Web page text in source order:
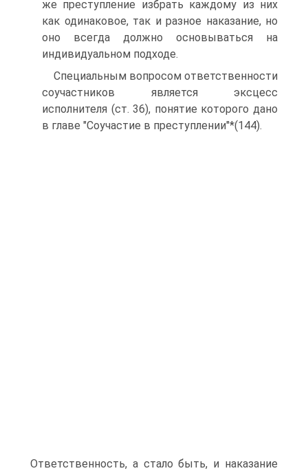
же преступление избрать каждому из них
как одинаковое, так и разное наказание, но
оно всегда должно основываться на
индивидуальном подходе.
Специальным вопросом ответственности
соучастников является эксцесс
исполнителя (ст. 36), понятие которого дано
в главе "Соучастие в преступлении"*(144).
Ответственность, а стало быть, и наказание